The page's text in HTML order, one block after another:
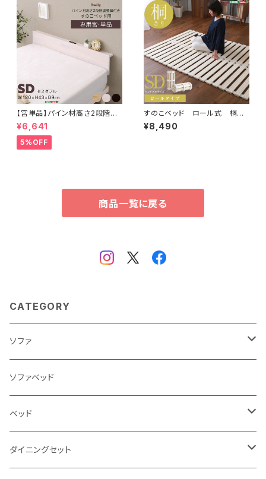
【宮単品】パイン材高さ2段階調
整脚付きすのこベッド用(セミダ
ブル)
¥6,641
5%OFF
すのこベッド ロール式 桐仕
様(セミダブル)【Schlaf-シュラ
フ-】 桐 すのこ ロール式
¥8,490
商品一覧に戻る
CATEGORY
ソファ
3人掛け
2.5人掛け
2人掛け
ソファベッド
ベッド
シングルサイズ以下（フレームのみ）
ダイニングセット